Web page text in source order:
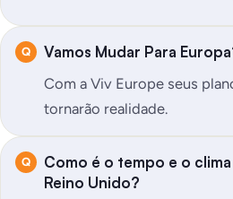
Vamos Mudar Para
Com a Viv Europe seus
tornarão realidade.
Como é o tempo e o
Reino Unido?